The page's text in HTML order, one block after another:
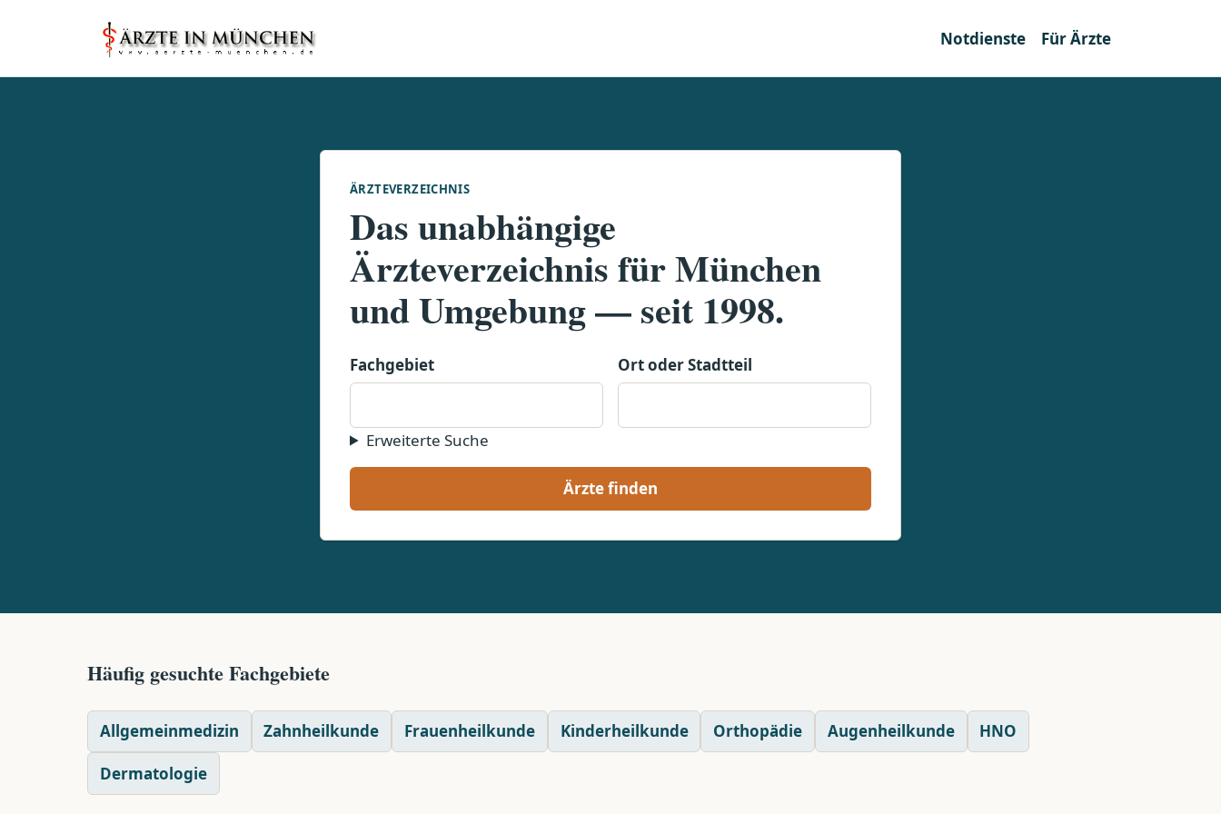
Notdienste Für Ärzte
ÄRZTEVERZEICHNIS
Das unabhängige
Ärzteverzeichnis für München
und Umgebung — seit 1998.
Fachgebiet Ort oder Stadtteil
Erweiterte Suche
Ärzte finden
Häufig gesuchte Fachgebiete
Allgemeinmedizin Zahnheilkunde Frauenheilkunde Kinderheilkunde Orthopädie Augenheilkunde HNO
Dermatologie